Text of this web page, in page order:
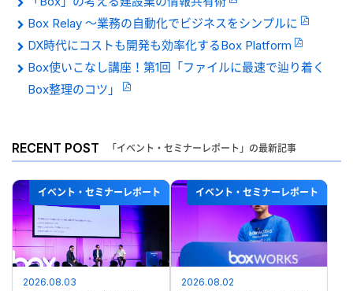
Box Relay 〜業務の自動化でビジネスをシンプルに
DX時代にコストも開発も効率化するBox Platform
Box使いこなし講座！第1回「ファイルに最速で辿り着く
Box整理のコツ」
RECENT POST 「イベント・セミナーレポート」の最新記事
イベント・セミナーレポート
2026.08.03
イベント・セミナーレポート
2026.08.02